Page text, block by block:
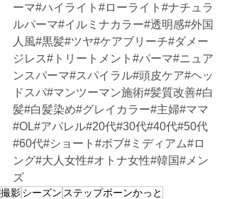
ーマ#ハイライト#ローライト#ナチュラ
ルパーマ#イルミナカラー#透明感#外国
人風#黒髪#ツヤ#ケアブリーチ#ダメー
ジレス#トリートメント#パーマ#ニュア
ンスパーマ#スパイラル#頭皮ケア#ヘッ
ドスパ#マンツーマン施術#髪質改善#白
髪#白髪染め#グレイカラー#主婦#ママ
#OL#アパレル#20代#30代#40代#50代
#60代#ショート#ボブ#ミディアム#ロ
ング#大人女性#オトナ女性#韓国#メン
ズ
撮影シーズン ステップボーンかっと